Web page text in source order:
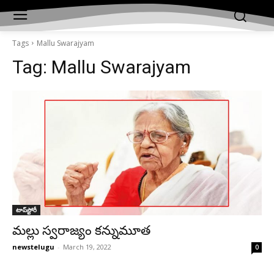
Tags Mallu Swarajyam
Tag: Mallu Swarajyam
టాప్‌స్టోరీ
మల్లు స్వరాజ్యం కన్నుమూత
newstelugu - March 19, 2022 0